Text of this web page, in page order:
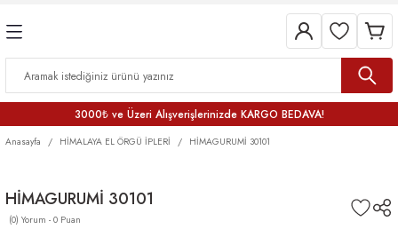
3000₺ ve Üzeri Alışverişlerinizde KARGO BEDAVA!
Anasayfa HİMALAYA EL ÖRGÜ İPLERİ HİMAGURUMİ 30101
HİMAGURUMİ 30101
(0) Yorum - 0 Puan